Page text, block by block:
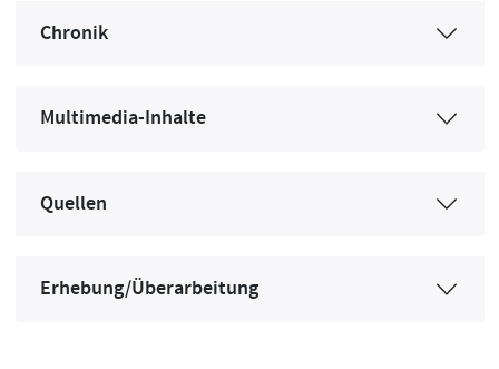
Chronik
Multimedia-Inhalte
Quellen
Erhebung/Überarbeitung